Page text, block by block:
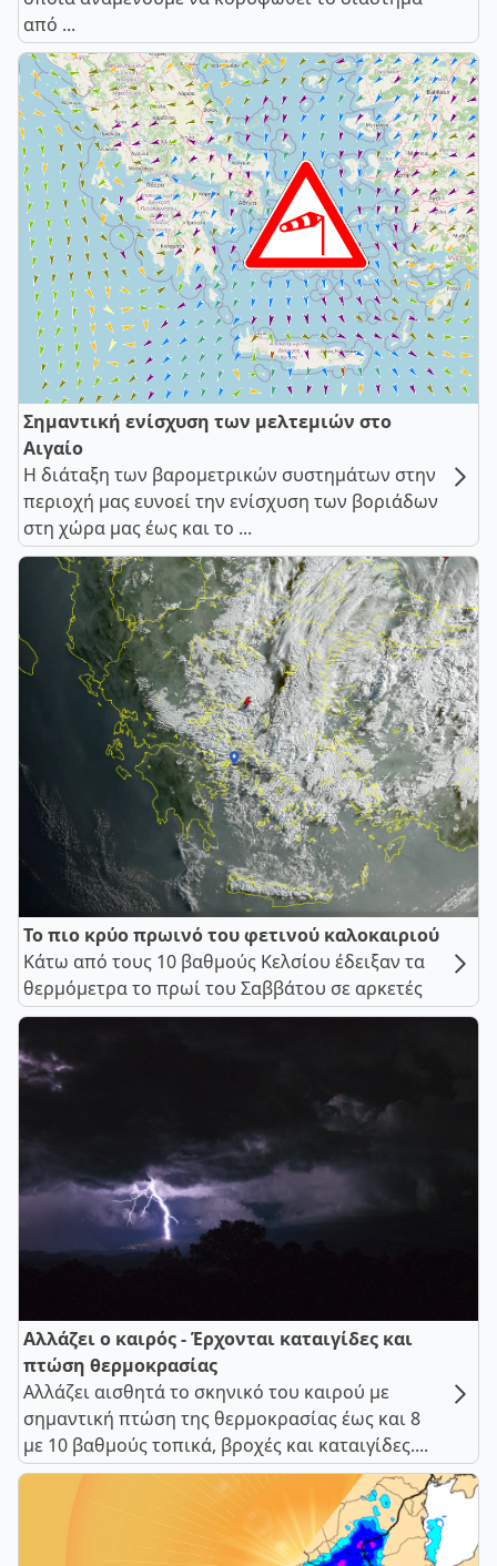
από ...
Σημαντική ενίσχυση των μελτεμιών στο
Αιγαίο
Η διάταξη των βαρομετρικών συστημάτων στην
περιοχή μας ευνοεί την ενίσχυση των βοριάδων
στη χώρα μας έως και το ...
Το πιο κρύο πρωινό του φετινού καλοκαιριού
Κάτω από τους 10 βαθμούς Κελσίου έδειξαν τα
θερμόμετρα το πρωί του Σαββάτου σε αρκετές
Αλλάζει ο καιρός - Έρχονται καταιγίδες και
πτώση θερμοκρασίας
Αλλάζει αισθητά το σκηνικό του καιρού με
σημαντική πτώση της θερμοκρασίας έως και 8
με 10 βαθμούς τοπικά, βροχές και καταιγίδες....